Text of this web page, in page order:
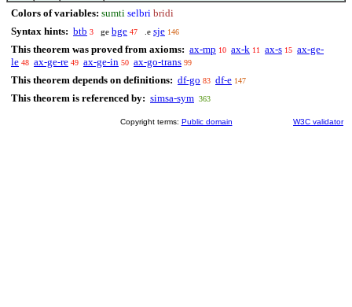
Colors of variables: sumti selbri bridi
Syntax hints: btb 3 ge bge 47 .e sje 146
This theorem was proved from axioms: ax-mp 10 ax-k 11 ax-s 15 ax-ge-
le 48 ax-ge-re 49 ax-ge-in 50 ax-go-trans 99
This theorem depends on definitions: df-go 83 df-e 147
This theorem is referenced by: simsa-sym 363
Copyright terms: Public domain W3C validator